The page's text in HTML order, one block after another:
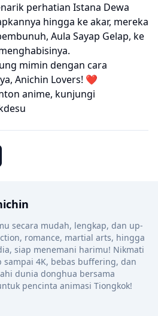
perhatian Istana Dewa
hingga ke akar, mereka
Aula Sayap Gelap, ke
mimin dengan cara
Anichin Lovers! ❤️
anime, kunjungi
secara mudah, lengkap, dan up-
romance, martial arts, hingga
siap menemani harimu! Nikmati
sampai 4K, bebas buffering, dan
dunia donghua bersama
pencinta animasi Tiongkok!